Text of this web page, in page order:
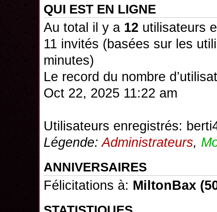
QUI EST EN LIGNE
Au total il y a 12 utilisateurs
11 invités (basées sur les
minutes)
Le record du nombre
Oct 22, 2025 11:22 am
Utilisateurs enregistrés:
Légende:Administrateurs,
ANNIVERSAIRES
Félicitations à: MiltonBax